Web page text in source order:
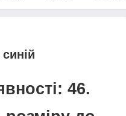
46.